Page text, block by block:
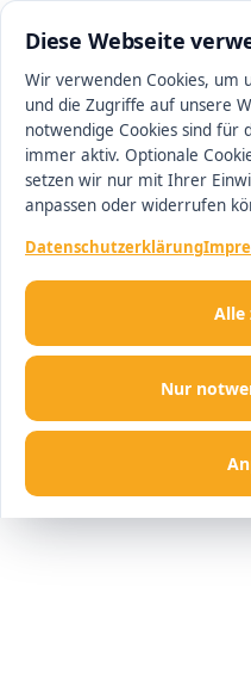
Diese Webseite
Wir verwenden Cookies, um
und die Zugriffe auf unsere
notwendige Cookies sind
immer aktiv. Optionale
setzen wir nur mit Ihrer
anpassen oder widerrufen
Datenschutzerklärung
Nur
Alle